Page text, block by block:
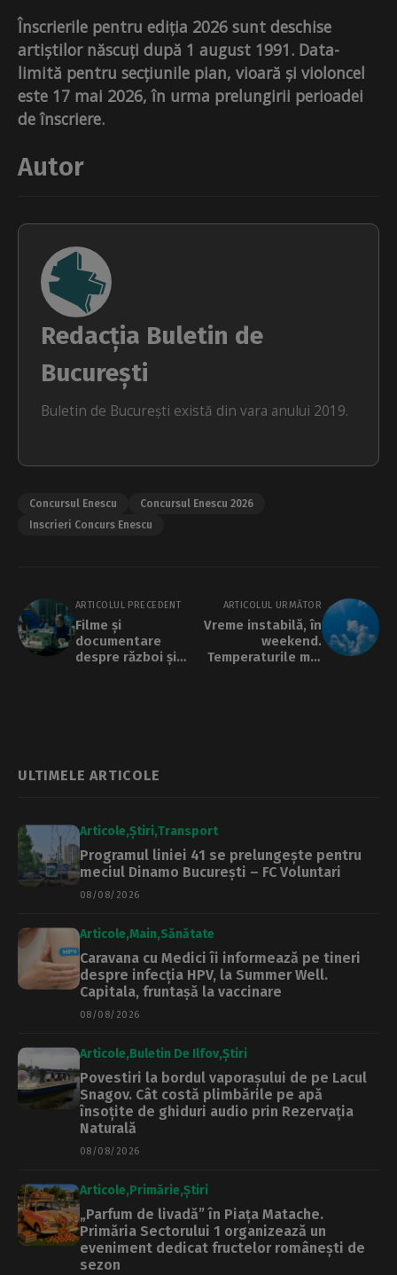
Înscrierile pentru ediția 2026 sunt deschise
artiștilor născuți după 1 august 1991. Data-
limită pentru secțiunile pian, vioară și violoncel
este 17 mai 2026, în urma prelungirii perioadei
de înscriere.
Autor
Redacția Buletin de
București
Buletin de București există din vara anului 2019.
Concursul Enescu
Concursul Enescu 2026
Inscrieri Concurs Enescu
ARTICOLUL PRECEDENT
Filme și
documentare
despre război și
ARTICOLUL URMĂTOR
Vreme instabilă, în
weekend.
Temperaturile mai
ULTIMELE ARTICOLE
Articole Știri Transport
Programul liniei 41 se prelungește pentru
meciul Dinamo București – FC Voluntari
08/08/2026
Articole Main Sănătate
Caravana cu Medici îi informează pe tineri
despre infecția HPV, la Summer Well.
Capitala, fruntașă la vaccinare
08/08/2026
Articole Buletin De Ilfov Știri
Povestiri la bordul vaporașului de pe Lacul
Snagov. Cât costă plimbările pe apă
însoțite de ghiduri audio prin Rezervația
Naturală
08/08/2026
Articole Primărie Știri
„Parfum de livadă” în Piața Matache.
Primăria Sectorului 1 organizează un
eveniment dedicat fructelor românești de
sezon